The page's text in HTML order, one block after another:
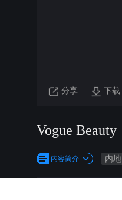
分享 下载
Vogue Beauty
内容简介 内地